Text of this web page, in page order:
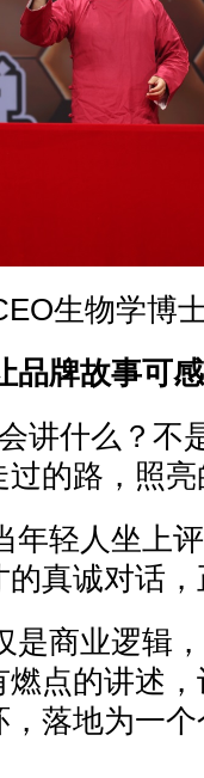
生物学博
品牌故事可
讲什么？不
的路，照亮
年轻人坐上
真诚对话
是商业逻辑
点的讲述，
落地为一